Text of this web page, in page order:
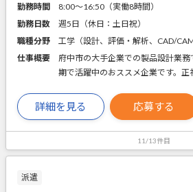
勤務時間
8:00～16:50（実働8時間）
勤務日数
週5日（休日：土日祝）
職種分野
工学（設計、評価・解析、CAD/
仕事概要
府中市の大手企業での製品設計業
期で活躍中のおススメ企業です。正
詳細を見る 応募する
11/13件目
派遣